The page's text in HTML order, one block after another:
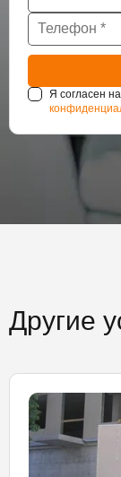
Я согласен
Другие